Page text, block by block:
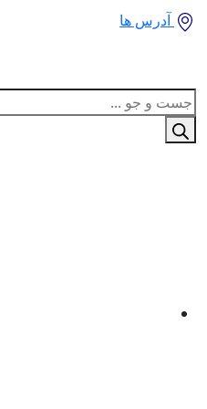
آدرس ها